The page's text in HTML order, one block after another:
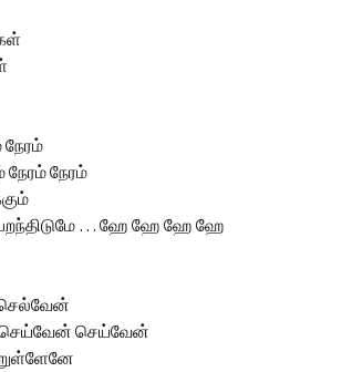
நேரம்
நேரம்
… ஹே ஹே ஹே ஹே
செல்வேன்
செய்வேன்